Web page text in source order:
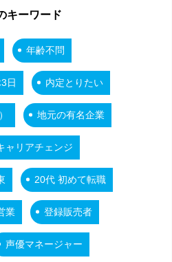
キーワード
年齢不問
日 内定とりたい
地元の有名企業
ャリアチェンジ
20代 初めて転職
業 登録販売者
声優マネージャー